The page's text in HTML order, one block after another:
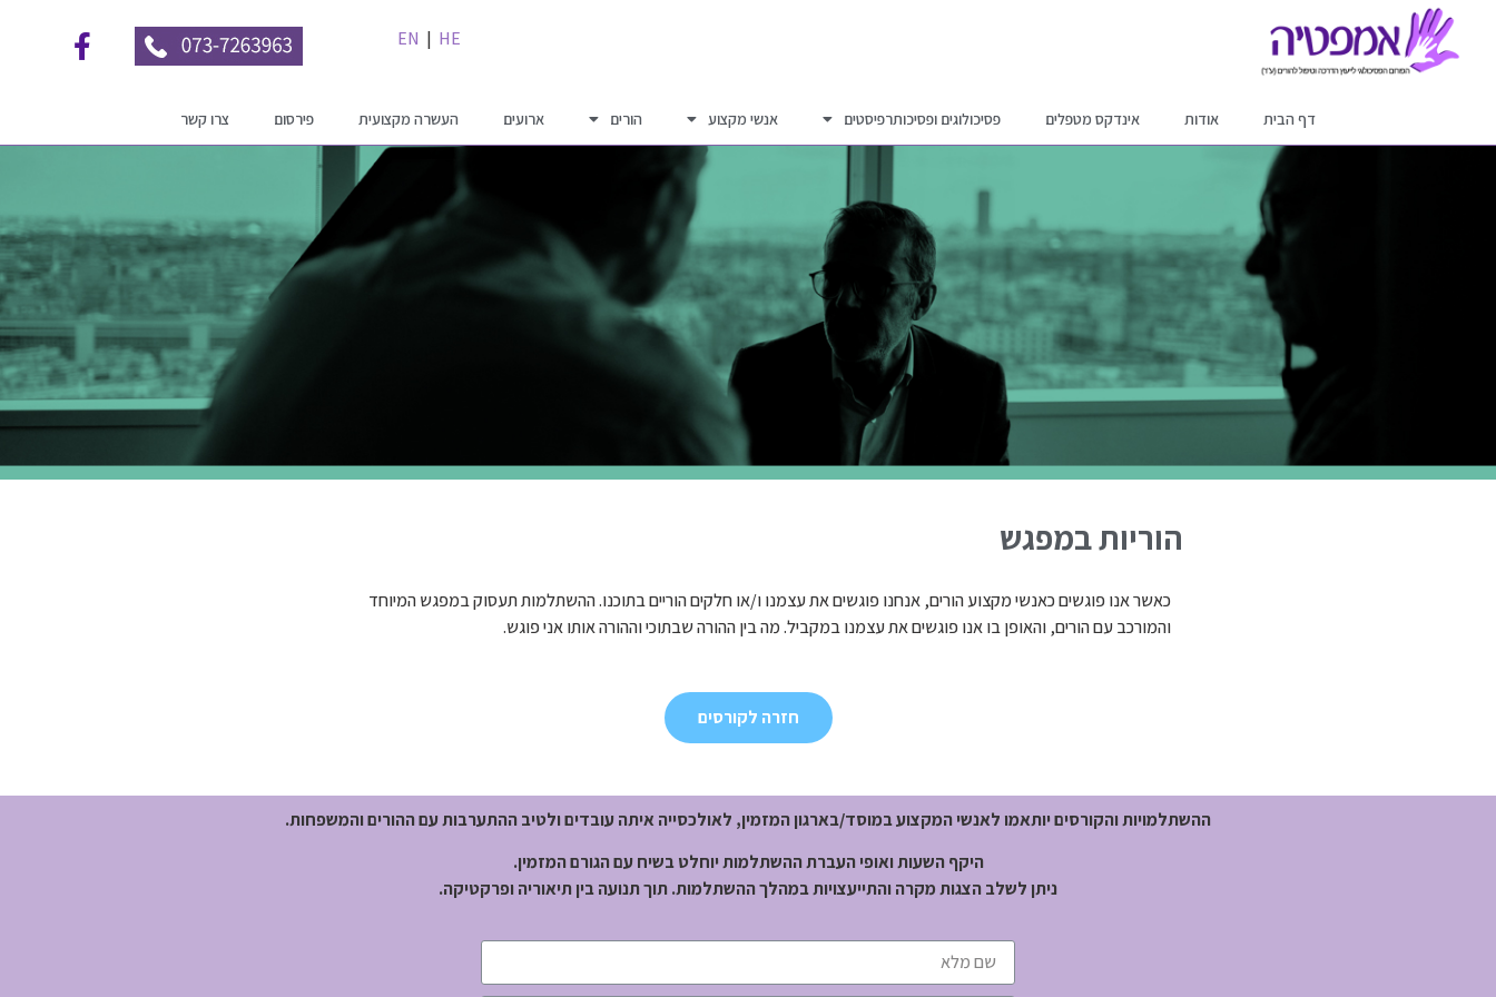
EN | HE
דף הבית אודות אינדקס מטפלים פסיכולוגים ופסיכותרפיסטים אנשי מקצוע הורים ארועים העשרה מקצועית פירסום צרו קשר
הוריות במפגש
כאשר אנו פוגשים כאנשי מקצוע הורים, אנחנו פוגשים את עצמנו ו/או חלקים הוריים בתוכנו. ההשתלמות תעסוק במפגש המיוחד
והמורכב עם הורים, והאופן בו אנו פוגשים את עצמנו במקביל. מה בין ההורה שבתוכי וההורה אותו אני פוגש.
חזרה לקורסים
ההשתלמויות והקורסים יותאמו לאנשי המקצוע במוסד/בארגון המזמין, לאולכסייה איתה עובדים ולטיב ההתערבות עם ההורים והמשפחות.
היקף השעות ואופי העברת ההשתלמות יוחלט בשיח עם הגורם המזמין.
ניתן לשלב הצגות מקרה והתייעצויות במהלך ההשתלמות. תוך תנועה בין תיאוריה ופרקטיקה.